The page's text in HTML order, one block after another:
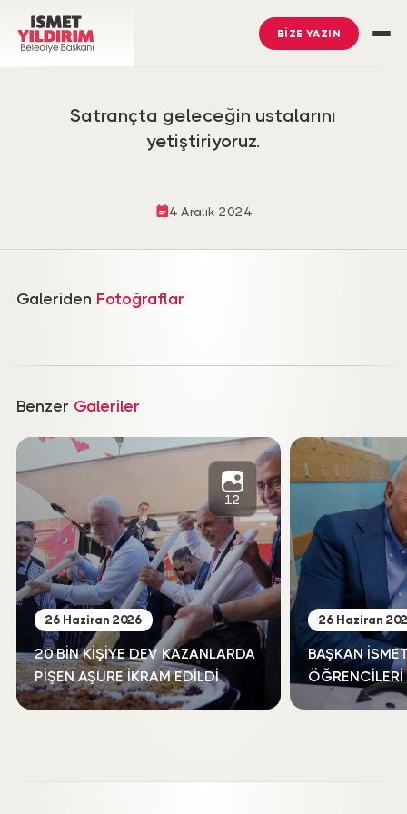
Ümraniye Belediyesi
BİZE YAZIN
Satrançta geleceğin ustalarını
yetiştiriyoruz.
4 Aralık 2024
Galeriden Fotoğraflar
Benzer Galeriler
26 Haziran 2026
20 BİN KİŞİYE DEV KAZANLARDA
PİŞEN AŞURE İKRAM EDİLDİ
12
26 Haziran
BAŞKAN
YALNIZ
PAYLAŞ Fotoğrafı İndir